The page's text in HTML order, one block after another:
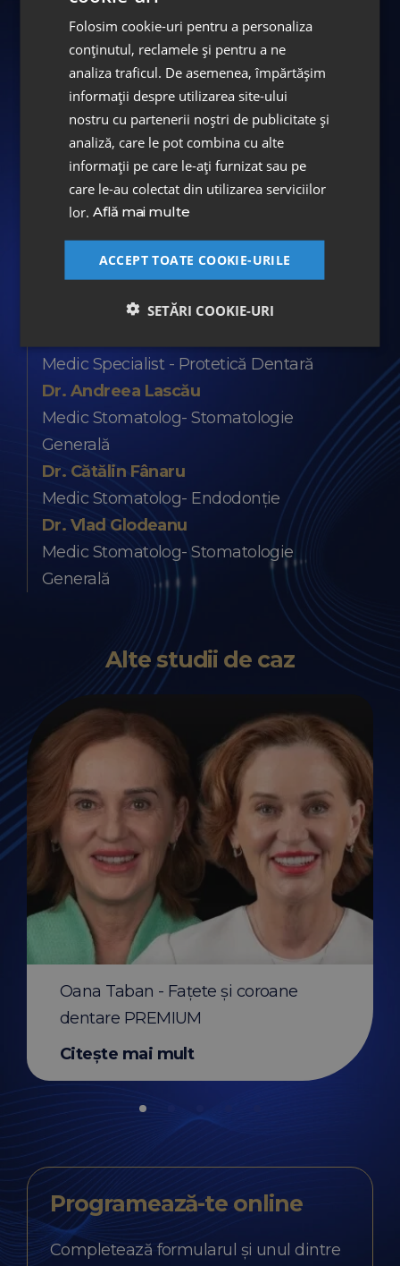
Procedeu CAD-CAM frezare
computerizată pe suport ZIRCONIU
ModJaw Technology 4D
Analiza digitală a ocluziei dinamice
Extracție dinte pluriradicular cu
GELASPON
Echipa medicală
Dr. Codruța Ciurescu
Medic Specialist - Chirurie Dento-
Medic Specialist - Protetică Dentară
Dr. Andreea Lascău
Medic Stomatolog- Stomatologie
Generală
Dr. Cătălin Fânaru
Medic Stomatolog- Endodonție
Dr. Vlad Glodeanu
Medic Stomatolog- Stomatologie
Generală
Alte studii de caz
Oana Taban - Fațete și coroane
dentare PREMIUM
Citește mai mult
Before & After
transparent
Programează-te online
Completează formularul și unul dintre
Folosim cookie-uri pentru a personaliza
conținutul, reclamele și pentru a ne
analiza traficul. De asemenea, împărtășim
informații despre utilizarea site-ului
nostru cu partenerii noștri de publicitate și
analiză, care le pot combina cu alte
informații pe care le-ați furnizat sau pe
care le-au colectat din utilizarea serviciilor
lor.Află mai multe
ACCEPT TOATE COOKIE-URILE
SETĂRI COOKIE-URI